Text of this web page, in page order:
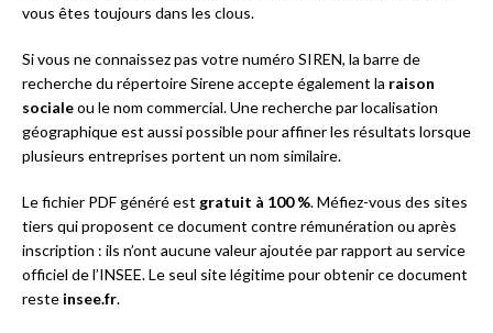
vous êtes toujours dans les clous.
Si vous ne connaissez pas votre numéro SIREN, la barre de
recherche du répertoire Sirene accepte également la raison
socialeou le nom commercial. Une recherche par localisation
géographique est aussi possible pour affiner les résultats lorsque
plusieurs entreprises portent un nom similaire.
Le fichier PDF généré est gratuit à 100 %. Méfiez-vous des sites
tiers qui proposent ce document contre rémunération ou après
inscription : ils n’ont aucune valeur ajoutée par rapport au service
officiel de l’INSEE. Le seul site légitime pour obtenir ce document
reste insee.fr.